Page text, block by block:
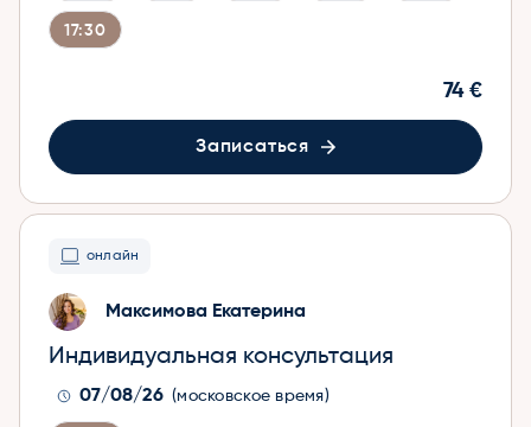
17:30
74 €
Записаться
онлайн
Максимова Екатерина
Индивидуальная консультация
07/08/26 (московское время)